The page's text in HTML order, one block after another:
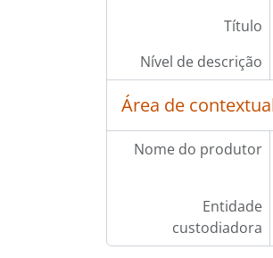
Título
Nível de descrição
Área de
Nome do produtor
Entidade
custodiadora